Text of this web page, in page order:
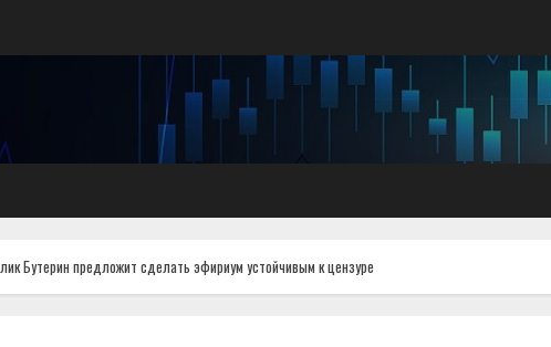
Бутерин предложит сделать эфириум устойчивым к цензуре